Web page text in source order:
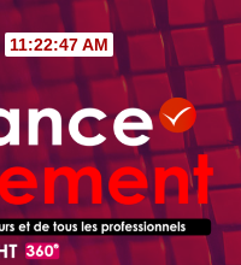
11:22:47 AM